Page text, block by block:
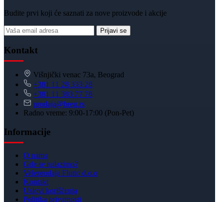
Budite prvi koji će saznati za nove proizvode i akcije
Prijavi se
Kontakt
Višnjički venac 73a, Beograd
+381 11 28 333 28
+381 11 383 77 78
prodaja@breg.rs
Radno vreme: 9:00-17:00 (Pon-Pet)
Informacije
O nama
Gde se nalazimo?
Veleprodaja Flutto d.o.o
Kontakt
Uslovi korišćenja
Politika privatnosti